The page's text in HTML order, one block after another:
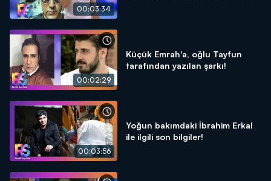
00:03:34
00:02:29
Küçük Emrah'a, oğlu Tayfun
tarafından yazılan şarkı!
00:03:56
Yoğun bakımdaki İbrahim Erkal
ile ilgili son bilgiler!